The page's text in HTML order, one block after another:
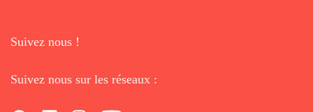
Suivez nous !
Suivez nous sur les réseaux :